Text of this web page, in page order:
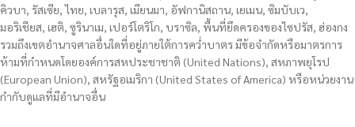
คิวบา, รัสเซีย, ไทย, เบลารุส, เมียนมา, อัฟกานิสถาน, เยเมน, ซิมบับเว,
มอริเชียส, เฮติ, ซูรินาเม, เปอร์โตริโก, บราซิล, พื้นที่ยึดครองของไซปรัส, ฮ่องกง
รวมถึงเขตอำนาจศาลอื่นใดที่อยู่ภายใต้การคว่ำบาตร มีข้อจำกัดหรือมาตรการ
ห้ามที่กำหนดโดยองค์การสหประชาชาติ (United Nations), สหภาพยุโรป
(European Union), สหรัฐอเมริกา (United States of America) หรือหน่วยงาน
กำกับดูแลที่มีอำนาจอื่น